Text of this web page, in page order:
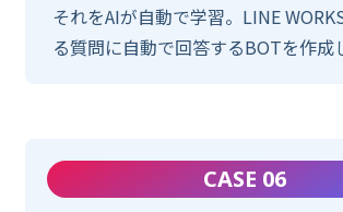
それをAIが自動で学習。LINE
る質問に自動で回答するBOTを作成
CASE 06